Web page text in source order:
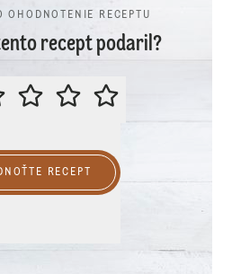
OHODNOTENIE RECEPTU
recept podaril?
PROSÍME VÁS O OHODNOTENIE
RECEPT